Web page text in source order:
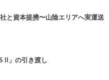
と資本提携〜山陰エリアへ実運送
II」の引き渡し